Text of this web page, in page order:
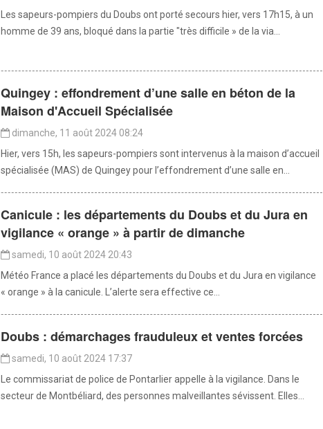
Les sapeurs-pompiers du Doubs ont porté secours hier, vers 17h15, à un
homme de 39 ans, bloqué dans la partie "très difficile » de la via...
Quingey : effondrement d’une salle en béton de la
Maison d'Accueil Spécialisée
dimanche, 11 août 2024 08:24
Hier, vers 15h, les sapeurs-pompiers sont intervenus à la maison d’accueil
spécialisée (MAS) de Quingey pour l’effondrement d’une salle en...
Canicule : les départements du Doubs et du Jura en
vigilance « orange » à partir de dimanche
samedi, 10 août 2024 20:43
Météo France a placé les départements du Doubs et du Jura en vigilance
« orange » à la canicule. L’alerte sera effective ce...
Doubs : démarchages frauduleux et ventes forcées
samedi, 10 août 2024 17:37
Le commissariat de police de Pontarlier appelle à la vigilance. Dans le
secteur de Montbéliard, des personnes malveillantes sévissent. Elles...